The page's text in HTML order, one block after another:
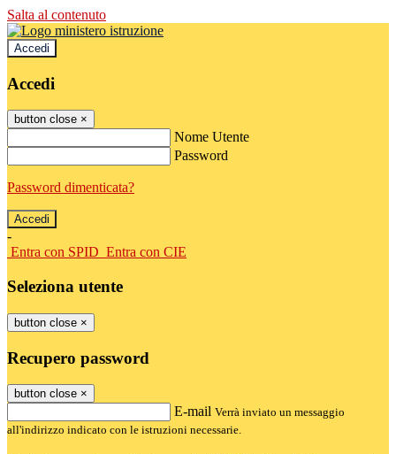
Salta al contenuto
Accedi
Accedi
button close ×
Nome Utente
Password
Password dimenticata?
-
Entra con SPID Entra con CIE
Seleziona utente
button close ×
Recupero password
button close ×
E-mail Verrà inviato un messaggio
all'indirizzo indicato con le istruzioni necessarie.